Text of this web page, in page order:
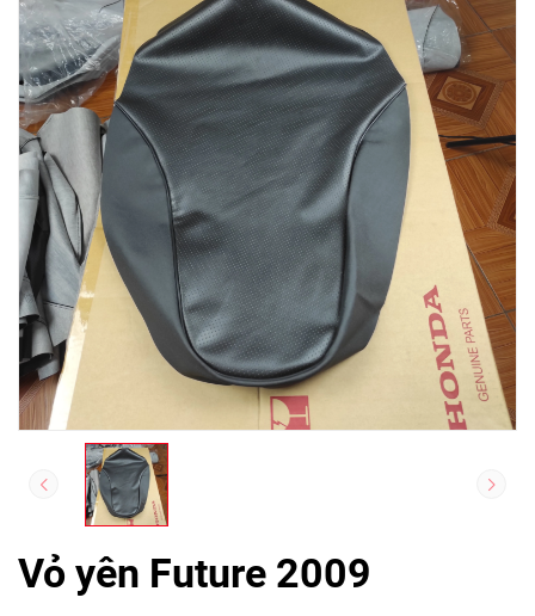
Vỏ yên Future 2009